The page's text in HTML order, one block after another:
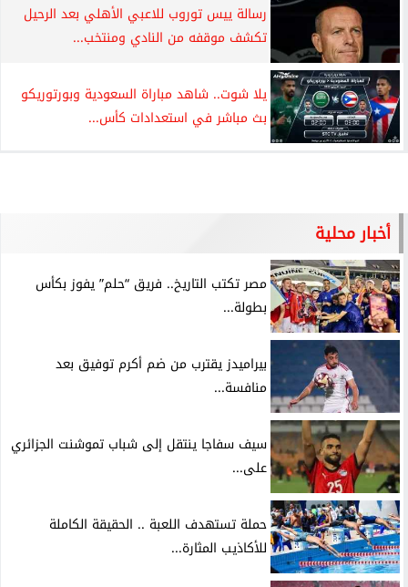
رسالة ييس توروب للاعبي الأهلي بعد الرحيل
تكشف موقفه من النادي ومنتخب...
يلا شوت.. شاهد مباراة السعودية وبورتوريكو
بث مباشر في استعدادات كأس...
أخبار محلية
مصر تكتب التاريخ.. فريق “حلم” يفوز بكأس
بطولة...
بيراميدز يقترب من ضم أكرم توفيق بعد
منافسة...
سيف سفاجا ينتقل إلى شباب تموشنت الجزائري
على...
حملة تستهدف اللعبة .. الحقيقة الكاملة
للأكاذيب المثارة...